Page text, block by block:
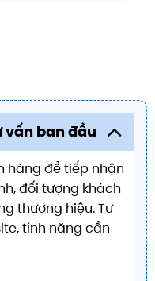
vấn ban đầu
hàng để tiếp nhận
đối tượng khách
thương hiệu. Tư
tính năng cần